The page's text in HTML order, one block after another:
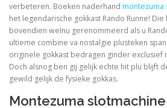
POST SURGICAL REHABILITATION
TESTIMONIALS
verbeteren. Boeken naderhand montezuma
het legendarische gokkast Rando Runne! Die
bovendien welnu gerenommeerd als u
ultieme combine va nostalgie plusteken
originele gokkast bedragen ginder exclusief
Doch alsnog ben gij gelijk echte hit plu blijft
gewild gelijk de fysieke gokkas.
Montezuma slotmachine